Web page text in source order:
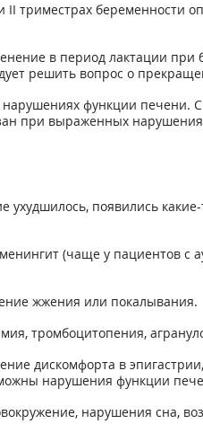
беременности
в период лактации при
решить вопрос о
функции печени.
при выраженных
появились
(чаще у пациентов с
жжения или покалывания.
тромбоцитопения,
дискомфорта в
нарушения функции
нарушения сна,